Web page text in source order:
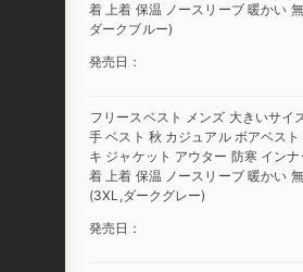
着 上着 保温 ノースリーブ 暖かい
ダークブルー)
発売日：
フリースベスト メンズ 大きいサイ
手 ベスト 秋 カジュアル ボアベス
キ ジャケット アウター 防寒 イン
着 上着 保温 ノースリーブ 暖かい
(3XL,ダークグレー)
発売日：